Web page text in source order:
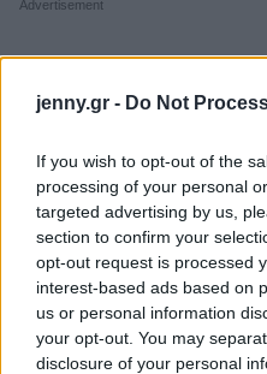
jenny.gr - Do Not
If you wish to opt-out of the
processing of your personal
targeted advertising by us,
section to confirm your
opt-out request is processed
interest-based ads based on
us or personal information
your opt-out. You may
disclosure of your personal